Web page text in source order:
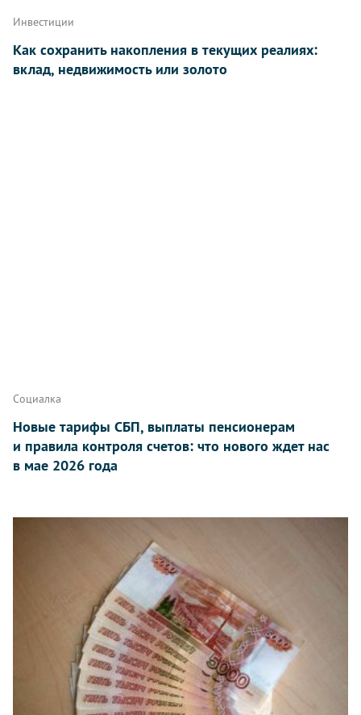
Инвестиции
Как сохранить накопления в текущих реалиях:
вклад, недвижимость или золото
Социалка
Новые тарифы СБП, выплаты пенсионерам
и правила контроля счетов: что нового ждет нас
в мае 2026 года